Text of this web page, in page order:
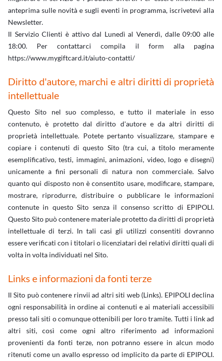
anteprima sulle novità e sugli eventi in programma, iscrivetevi alla
Newsletter.
Il Servizio Clienti è attivo dal Lunedì al Venerdì, dalle 09:00 alle
18:00. Per contattarci compila il form alla pagina
https://www.mygiftcard.it/aiuto-contatti/
Diritto d'autore, marchi e altri diritti di proprietà
intellettuale
Questo Sito nel suo complesso, e tutto il materiale in esso
contenuto, è protetto dal diritto d'autore e da altri diritti di
proprietà intellettuale. Potete pertanto visualizzare, stampare e
copiare i contenuti di questo Sito (tra cui, a titolo meramente
esemplificativo, testi, immagini, animazioni, video, logo e disegni)
unicamente a fini personali di natura non commerciale. Salvo
quanto qui disposto non è consentito usare, modificare, stampare,
mostrare, riprodurre, distribuire o pubblicare le informazioni
contenute in questo Sito senza il consenso scritto di EPIPOLI.
Questo Sito può contenere materiale protetto da diritti di proprietà
intellettuale di terzi. In tali casi gli utilizzi consentiti dovranno
essere verificati con i titolari o licenziatari dei relativi diritti quali di
volta in volta individuati nel Sito.
Links e informazioni da fonti terze
Il Sito può contenere rinvii ad altri siti web (Links). EPIPOLI declina
ogni responsabilità in ordine ai contenuti e ai materiali accessibili
presso tali siti o comunque ottenibili per loro tramite. Tutti i link ad
altri siti, così come ogni altro riferimento ad informazioni
provenienti da fonti terze, non potranno essere in alcun modo
ritenuti come un avallo espresso od implicito da parte di EPIPOLI.